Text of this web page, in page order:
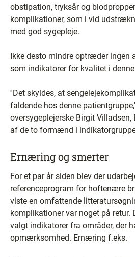
obstipation, tryksår og
komplikationer, som i vid
med god sygepleje.
Ikke desto mindre optræder ingen
som indikatorer for kvalitet i
''Det skyldes, at
faldende hos denne
oversygeplejerske Birgit Villadsen,
af de to formænd i
Ernæring og smerter
For et par år siden blev der
referenceprogram for hoftenære
viste en omfattende
komplikationer var noget på retur.
valgt indikatorer fra områder, der
opmærksomhed. Ernæring f.eks.